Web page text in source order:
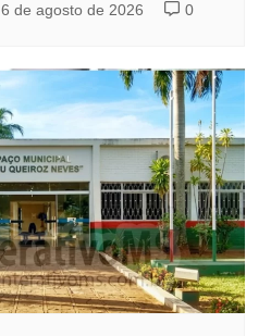
6 de agosto de 2026 0